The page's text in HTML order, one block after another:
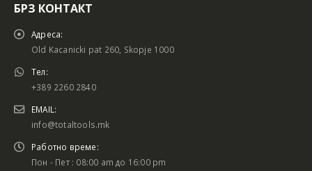
БРЗ КОНТАКТ
Адреса:
Old Kacanicki pat 260, Skopje 1000
Тел:
+389 2260 2840
EMAIL:
info@totaltools.mk
Работно време:
Пон - Пет : 08:00 am до 16:00 pm